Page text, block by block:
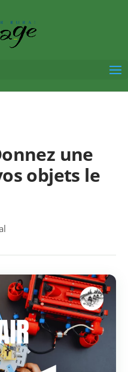
une
objets le